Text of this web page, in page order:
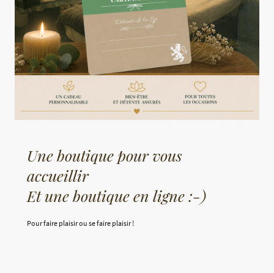
Une boutique pour vous
accueillir
Et une boutique en ligne :-)
Pour faire plaisir ou se faire plaisir !